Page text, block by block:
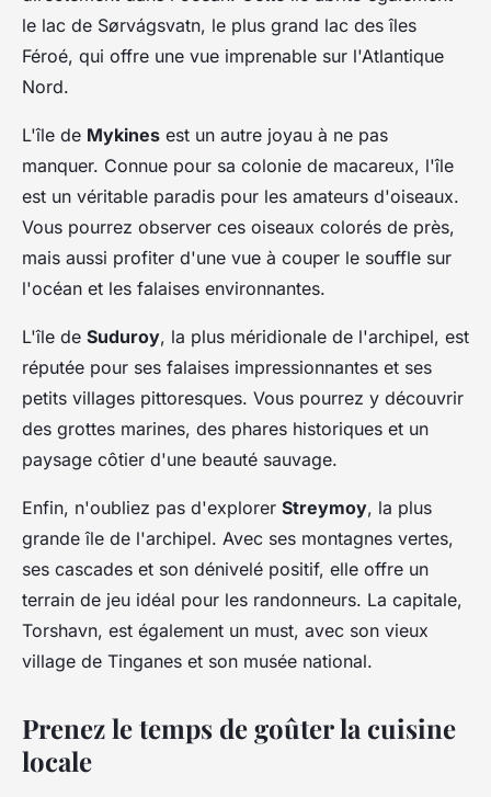
le lac de Sørvágsvatn, le plus grand lac des îles
Féroé, qui offre une vue imprenable sur l'Atlantique
Nord.
L'île de Mykines est un autre joyau à ne pas
manquer. Connue pour sa colonie de macareux, l'île
est un véritable paradis pour les amateurs d'oiseaux.
Vous pourrez observer ces oiseaux colorés de près,
mais aussi profiter d'une vue à couper le souffle sur
l'océan et les falaises environnantes.
L'île de Suduroy, la plus méridionale de l'archipel, est
réputée pour ses falaises impressionnantes et ses
petits villages pittoresques. Vous pourrez y découvrir
des grottes marines, des phares historiques et un
paysage côtier d'une beauté sauvage.
Enfin, n'oubliez pas d'explorer Streymoy, la plus
grande île de l'archipel. Avec ses montagnes vertes,
ses cascades et son dénivelé positif, elle offre un
terrain de jeu idéal pour les randonneurs. La capitale,
Torshavn, est également un must, avec son vieux
village de Tinganes et son musée national.
Prenez le temps de goûter la cuisine
locale